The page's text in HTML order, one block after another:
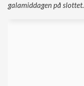
galamiddagen på slottet.